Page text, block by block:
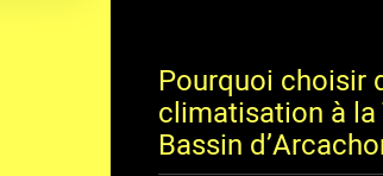
Pourquoi choisir
climatisation à la
Bassin